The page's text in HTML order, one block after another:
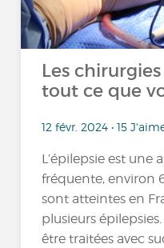
Les
tout ce que
12 févr. 2024 • 15
L’épilepsie est
fréquente, environ
sont atteintes en
plusieurs
être traitées avec